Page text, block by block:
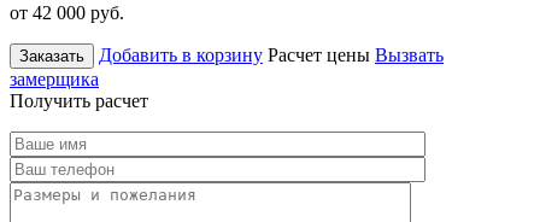
от 42 000 руб.
Заказать Добавить в корзину Расчет цены Вызвать
замерщика
Получить расчет